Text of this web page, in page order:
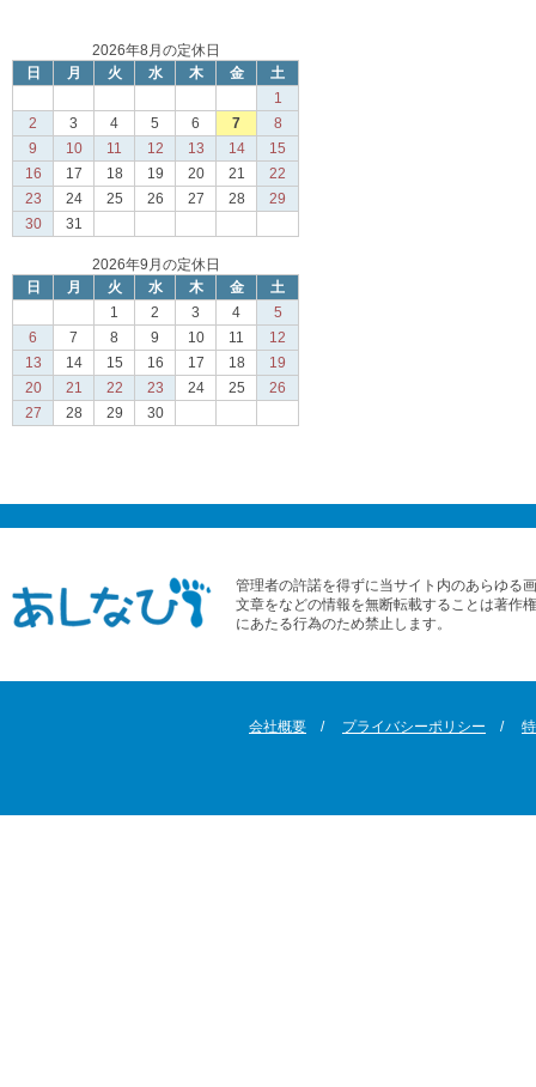
2026年8月の定休日
日
月 火 水 木 金
土
1
2
3 4 5 6 7
8
9
10 11 12 13 14
15
16
17 18 19 20 21
22
23
24 25 26 27 28
29
30
31
2026年9月の定休日
日
月 火 水 木 金
土
1
2 3 4
5
6
7 8 9 10 11
12
13
14 15 16 17 18
19
20
21 22 23 24 25
26
27
28 29 30
管理者の許諾を得ずに当サイト内のあらゆる
文章をなどの情報を無断転載することは著作
にあたる行為のため禁止します。
会社概要 プライバシーポリシー